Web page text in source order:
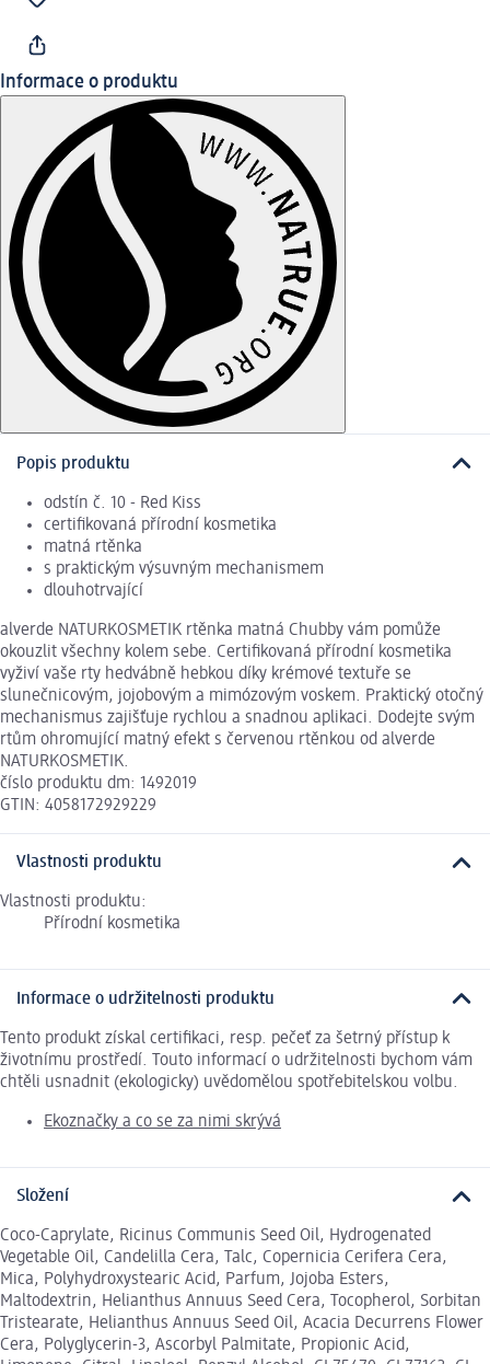
Informace o produktu
Popis produktu
odstín č. 10 - Red Kiss
certifikovaná přírodní kosmetika
matná rtěnka
s praktickým výsuvným mechanismem
dlouhotrvající
alverde NATURKOSMETIK rtěnka matná Chubby vám pomůže
okouzlit všechny kolem sebe. Certifikovaná přírodní kosmetika
vyživí vaše rty hedvábně hebkou díky krémové textuře se
slunečnicovým, jojobovým a mimózovým voskem. Praktický otočný
mechanismus zajišťuje rychlou a snadnou aplikaci. Dodejte svým
rtům ohromující matný efekt s červenou rtěnkou od alverde
NATURKOSMETIK.
číslo produktu dm: 1492019
GTIN: 4058172929229
Vlastnosti produktu
Vlastnosti produktu:
Přírodní kosmetika
Informace o udržitelnosti produktu
Tento produkt získal certifikaci, resp. pečeť za šetrný přístup k
životnímu prostředí. Touto informací o udržitelnosti bychom vám
chtěli usnadnit (ekologicky) uvědomělou spotřebitelskou volbu.
Ekoznačky a co se za nimi skrývá
Složení
Coco-Caprylate, Ricinus Communis Seed Oil, Hydrogenated
Vegetable Oil, Candelilla Cera, Talc, Copernicia Cerifera Cera,
Mica, Polyhydroxystearic Acid, Parfum, Jojoba Esters,
Maltodextrin, Helianthus Annuus Seed Cera, Tocopherol, Sorbitan
Tristearate, Helianthus Annuus Seed Oil, Acacia Decurrens Flower
Cera, Polyglycerin-3, Ascorbyl Palmitate, Propionic Acid,